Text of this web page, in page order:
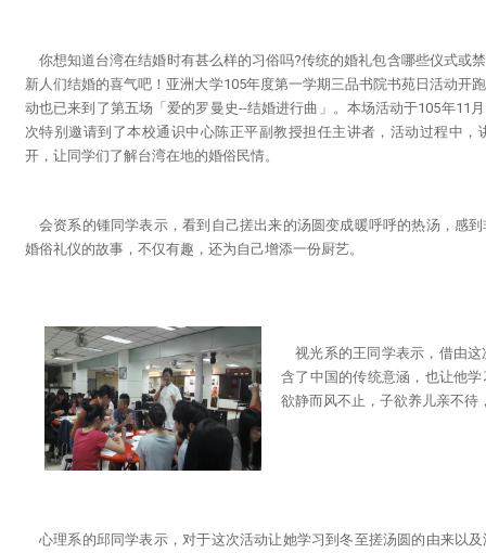
你想知道台湾在结婚时有甚么样的习俗吗?传统的婚礼包含哪些仪式或
新人们结婚的喜气吧！亚洲大学105年度第一学期三品书院书苑日活动开
动也已来到了第五场「爱的罗曼史--结婚进行曲」。本场活动于105年11
次特别邀请到了本校通识中心陈正平副教授担任主讲者，活动过程中
开，让同学们了解台湾在地的婚俗民情。
会资系的锺同学表示，看到自己搓出来的汤圆变成暖呼呼的热汤，感
婚俗礼仪的故事，不仅有趣，还为自己增添一份厨艺。
视光系的王同学表示，借由
含了中国的传统意涵，也让他
欲静而风不止，子欲养儿亲不待
心理系的邱同学表示，对于这次活动让她学习到冬至搓汤圆的由来以